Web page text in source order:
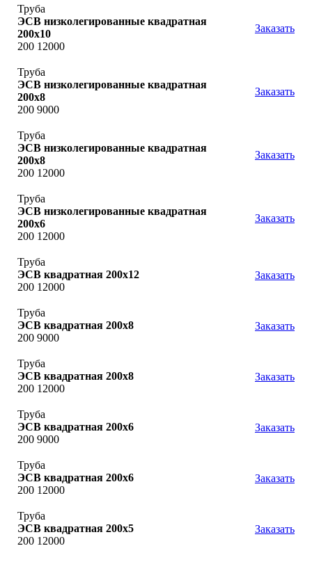
Труба
ЭСВ низколегированные квадратная
200x10
200 12000
Заказать
Труба
ЭСВ низколегированные квадратная
200x8
200 9000
Заказать
Труба
ЭСВ низколегированные квадратная
200x8
200 12000
Заказать
Труба
ЭСВ низколегированные квадратная
200x6
200 12000
Заказать
Труба
ЭСВ квадратная 200х12
200 12000
Заказать
Труба
ЭСВ квадратная 200х8
200 9000
Заказать
Труба
ЭСВ квадратная 200х8
200 12000
Заказать
Труба
ЭСВ квадратная 200х6
200 9000
Заказать
Труба
ЭСВ квадратная 200х6
200 12000
Заказать
Труба
ЭСВ квадратная 200х5
200 12000
Заказать